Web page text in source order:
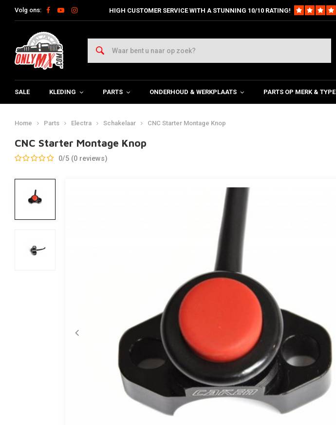
Volg ons: HIGH CUSTOMER SERVICE WITH A STUNNING 10/10 RATING!
SALE KLEDING PARTS ONDERHOUD & WERKPLAATS PARTS OP MERK & TYPE
Home Parts Electra Schakelaar CNC Starter Montage Knop
CNC Starter Montage Knop
0/5 (0 reviews)